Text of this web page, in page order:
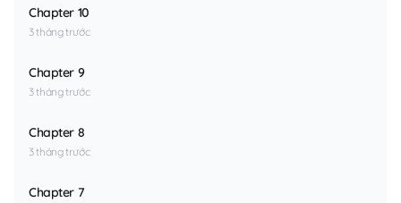
Chapter 10
3 tháng trước
Chapter 9
3 tháng trước
Chapter 8
3 tháng trước
Chapter 7